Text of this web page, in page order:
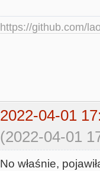
https://github.com/
2022-04-01
(2022-04-01
No właśnie,